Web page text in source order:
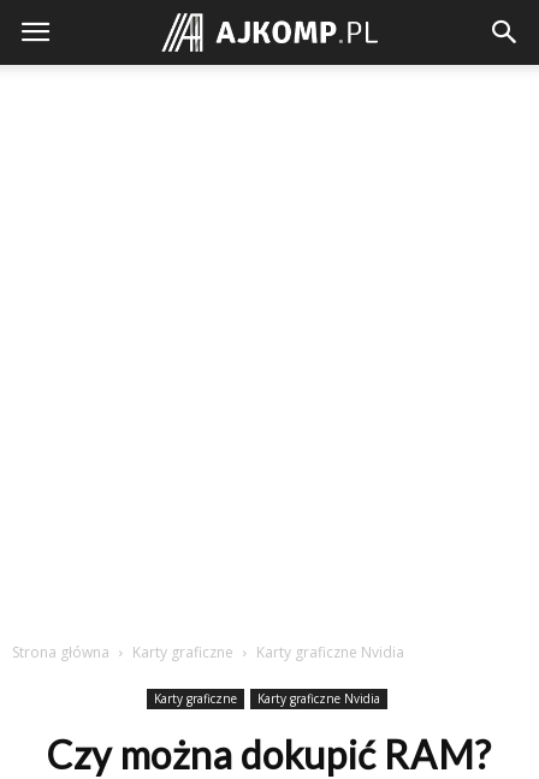
Ajkomp.pl
Strona główna Karty graficzne Karty graficzne Nvidia
Karty graficzne Karty graficzne Nvidia
Czy można dokupić RAM?